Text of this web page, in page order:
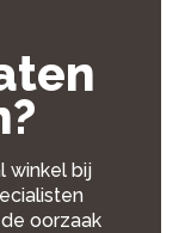
winkel bij
oorzaak